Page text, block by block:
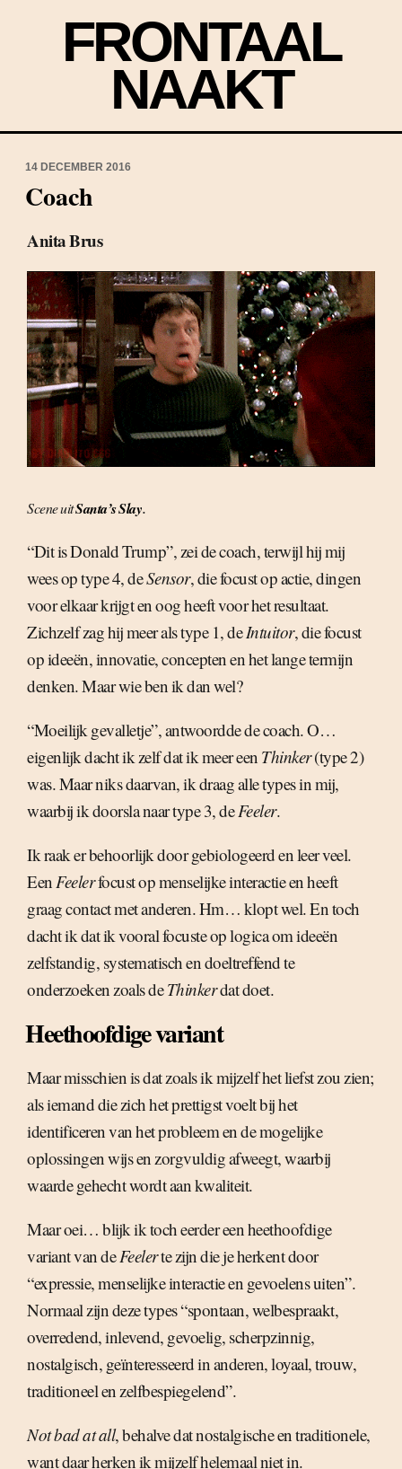
FRONTAAL
NAAKT
14 DECEMBER 2016
Coach
Anita Brus
Scene uitSanta’s Slay.
“Dit is Donald Trump”, zei de coach, terwijl hij mij
wees op type 4, deSensor, die focust op actie, dingen
voor elkaar krijgt en oog heeft voor het resultaat.
Zichzelf zag hij meer als type 1, deIntuitor, die focust
op ideeën, innovatie, concepten en het lange termijn
denken. Maar wie ben ik dan wel?
“Moeilijk gevalletje”, antwoordde de coach. O…
eigenlijk dacht ik zelf dat ik meer een Thinker(type 2)
was. Maar niks daarvan, ik draag alle types in mij,
waarbij ik doorsla naar type 3, deFeeler.
Ik raak er behoorlijk door gebiologeerd en leer veel.
EenFeelerfocust op menselijke interactie en heeft
graag contact met anderen. Hm… klopt wel. En toch
dacht ik dat ik vooral focuste op logica om ideeën
zelfstandig, systematisch en doeltreffend te
onderzoeken zoals deThinkerdat doet.
Heethoofdige variant
Maar misschien is dat zoals ik mijzelf het liefst zou zien;
als iemand die zich het prettigst voelt bij het
identificeren van het probleem en de mogelijke
oplossingen wijs en zorgvuldig afweegt, waarbij
waarde gehecht wordt aan kwaliteit.
Maar oei… blijk ik toch eerder een heethoofdige
variant van deFeelerte zijn die je herkent door
“expressie, menselijke interactie en gevoelens uiten”.
Normaal zijn deze types “spontaan, welbespraakt,
overredend, inlevend, gevoelig, scherpzinnig,
nostalgisch, geïnteresseerd in anderen, loyaal, trouw,
traditioneel en zelfbespiegelend”.
Not bad at all, behalve dat nostalgische en traditionele,
want daar herken ik mijzelf helemaal niet in.